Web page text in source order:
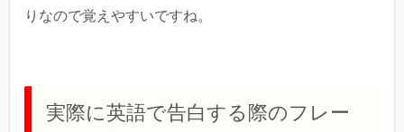
りなので覚えやすいですね。
実際に英語で告白する際のフレー